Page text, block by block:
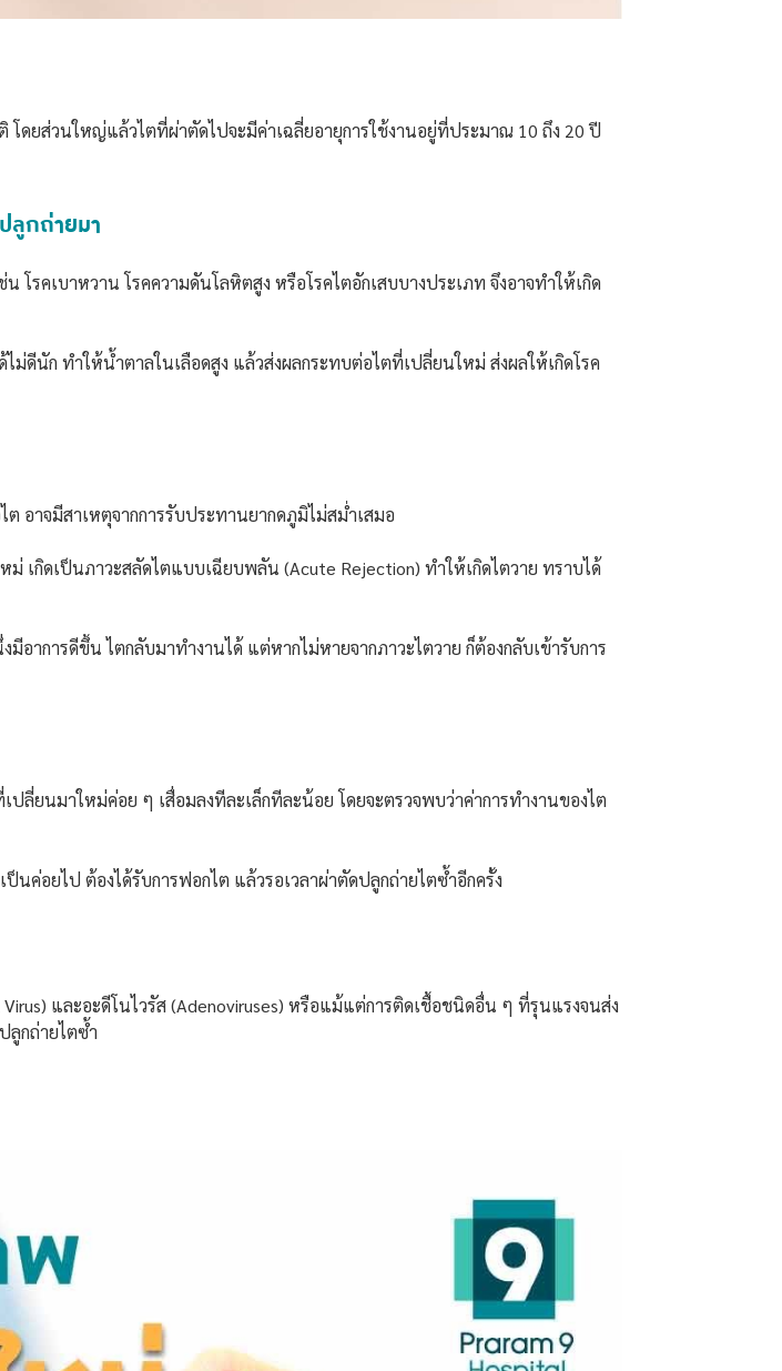
ดยส่วนใหญ่แล้วไตที่ผ่าตัดไปจะมีค่าเฉลี่ยอายุการใช้งานอยู่ที่ประมาณ 10 ถึง 20 ปี
ลูกถ่ายมา
โรคเบาหวาน โรคความดันโลหิตสูง หรือโรคไตอักเสบบางประเภท จึงอาจทำให้เกิด
ดีนัก ทำให้น้ำตาลในเลือดสูง แล้วส่งผลกระทบต่อไตที่เปลี่ยนใหม่ ส่งผลให้เกิดโรค
อาจมีสาเหตุจากการรับประทานยากดภูมิไม่สม่ำเสมอ
เกิดเป็นภาวะสลัดไตแบบเฉียบพลัน (Acute Rejection) ทำให้เกิดไตวาย ทราบได้
าการดีขึ้น ไตกลับมาทำงานได้ แต่หากไม่หายจากภาวะไตวาย ก็ต้องกลับเข้ารับการ
ลี่ยนมาใหม่ค่อย ๆ เสื่อมลงทีละเล็กทีละน้อย โดยจะตรวจพบว่าค่าการทำงานของไต
ค่อยไป ต้องได้รับการฟอกไต แล้วรอเวลาผ่าตัดปลูกถ่ายไตซ้ำอีกครั้ง
และอะดีโนไวรัส (Adenoviruses) หรือแม้แต่การติดเชื้อชนิดอื่น ๆ ที่รุนแรงจนส่ง
ลูกถ่ายไตซ้ำ